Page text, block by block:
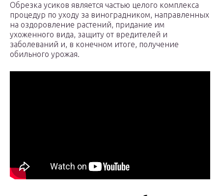
Обрезка усиков является частью целого комплекса
процедур по уходу за виноградником, направленных
на оздоровление растений, придание им
ухоженного вида, защиту от вредителей и
заболеваний и, в конечном итоге, получение
обильного урожая.